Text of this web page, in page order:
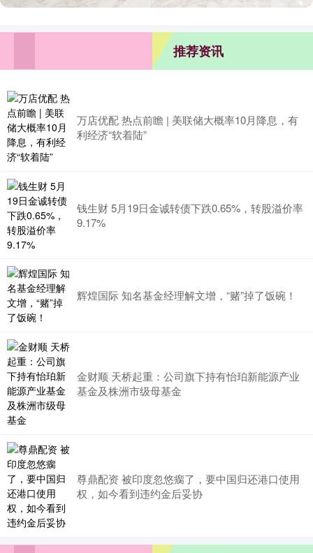
推荐资讯
万店优配 热点前瞻 | 美联储大概率10月降息，有
利经济“软着陆”
钱生财 5月19日金诚转债下跌0.65%，转股溢价率
9.17%
辉煌国际 知名基金经理解文增，“赌”掉了饭碗！
金财顺 天桥起重：公司旗下持有怡珀新能源产业
基金及株洲市级母基金
尊鼎配资 被印度忽悠瘸了，要中国归还港口使用
权，如今看到违约金后妥协